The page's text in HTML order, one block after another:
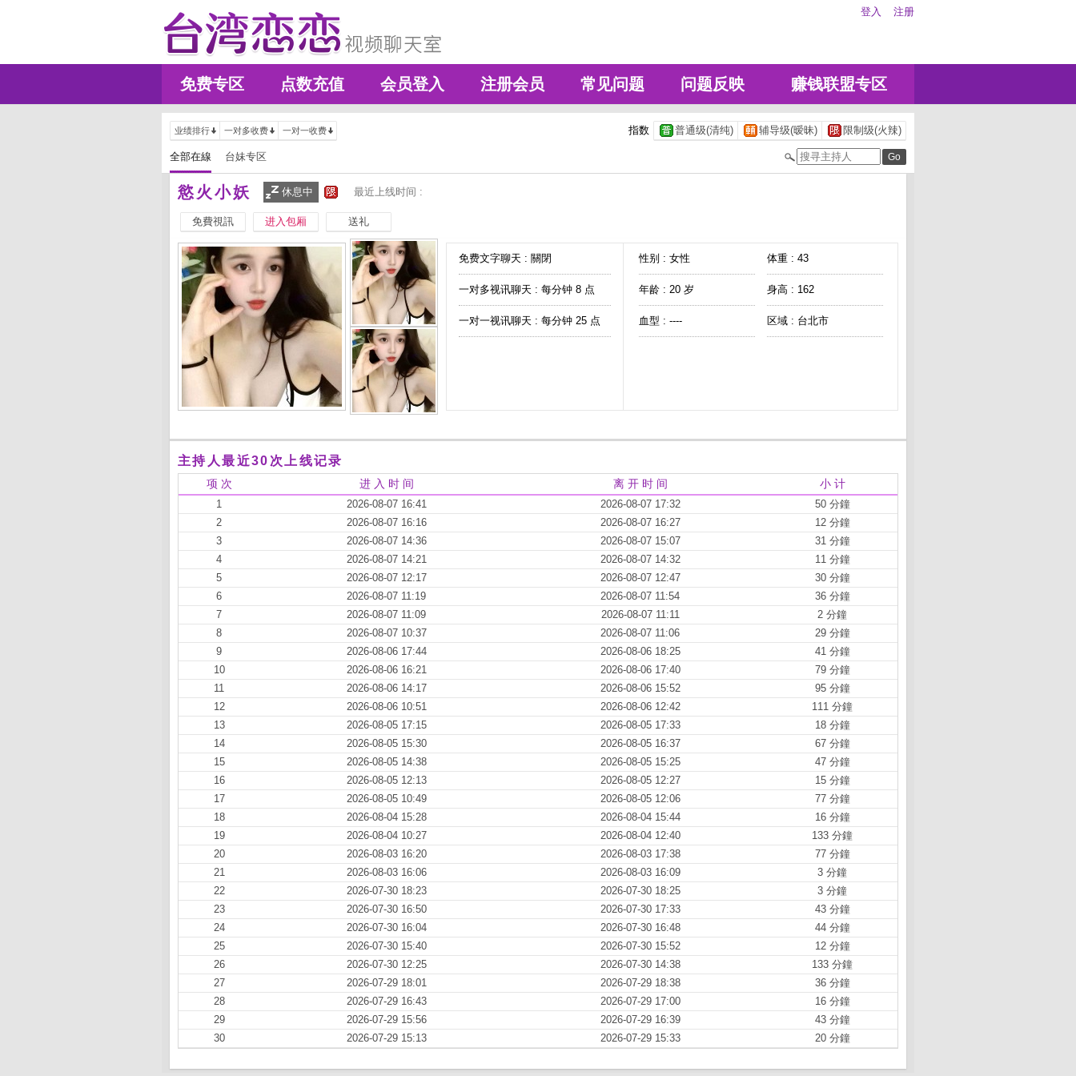
登入 注册
免费专区 点数充值 会员登入 注册会员 常见问题 问题反映 赚钱联盟专区
业绩排行 一对多收费 一对一收费 指数 普通级(清纯) 辅导级(暧昧) 限制级(火辣)
全部在線 台妹专区
慾火小妖 休息中 最近上线时间 :
免費視訊 进入包厢 送礼
免费文字聊天 : 關閉
一对多视讯聊天 : 每分钟 8 点
一对一视讯聊天 : 每分钟 25 点
性别 : 女性 体重 : 43
年龄 : 20 岁 身高 : 162
血型 : ---- 区域 : 台北市
主持人最近30次上线记录
项 次 进 入 时 间 离 开 时 间 小 计
1 2026-08-07 16:41 2026-08-07 17:32
50 分鐘
2
2026-08-07 16:16 2026-08-07 16:27
12 分鐘
3
2026-08-07 14:36 2026-08-07 15:07
31 分鐘
4
2026-08-07 14:21 2026-08-07 14:32
11 分鐘
5
2026-08-07 12:17 2026-08-07 12:47
30 分鐘
6
2026-08-07 11:19 2026-08-07 11:54
36 分鐘
7
2026-08-07 11:09 2026-08-07 11:11
2 分鐘
8
2026-08-07 10:37 2026-08-07 11:06
29 分鐘
9
2026-08-06 17:44 2026-08-06 18:25
41 分鐘
10
2026-08-06 16:21 2026-08-06 17:40
79 分鐘
11
2026-08-06 14:17 2026-08-06 15:52
95 分鐘
12
2026-08-06 10:51 2026-08-06 12:42
111 分鐘
13
2026-08-05 17:15 2026-08-05 17:33
18 分鐘
14
2026-08-05 15:30 2026-08-05 16:37
67 分鐘
15
2026-08-05 14:38 2026-08-05 15:25
47 分鐘
16
2026-08-05 12:13 2026-08-05 12:27
15 分鐘
17
2026-08-05 10:49 2026-08-05 12:06
77 分鐘
18
2026-08-04 15:28 2026-08-04 15:44
16 分鐘
19
2026-08-04 10:27 2026-08-04 12:40
133 分鐘
20
2026-08-03 16:20 2026-08-03 17:38
77 分鐘
21
2026-08-03 16:06 2026-08-03 16:09
3 分鐘
22
2026-07-30 18:23 2026-07-30 18:25
3 分鐘
23
2026-07-30 16:50 2026-07-30 17:33
43 分鐘
24
2026-07-30 16:04 2026-07-30 16:48
44 分鐘
25
2026-07-30 15:40 2026-07-30 15:52
12 分鐘
26
2026-07-30 12:25 2026-07-30 14:38
133 分鐘
27
2026-07-29 18:01 2026-07-29 18:38
36 分鐘
28
2026-07-29 16:43 2026-07-29 17:00
16 分鐘
29
2026-07-29 15:56 2026-07-29 16:39
43 分鐘
30
2026-07-29 15:13 2026-07-29 15:33 20 分鐘